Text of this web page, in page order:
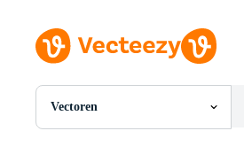
Vectoren
Alle Afbeeldingen